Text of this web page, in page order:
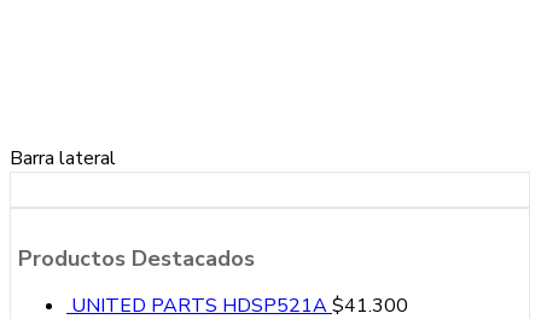
Barra lateral
Productos Destacados
UNITED PARTS HDSP521A$41.300